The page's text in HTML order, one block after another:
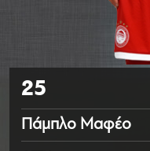
25
Πάμπλο Μαφέο